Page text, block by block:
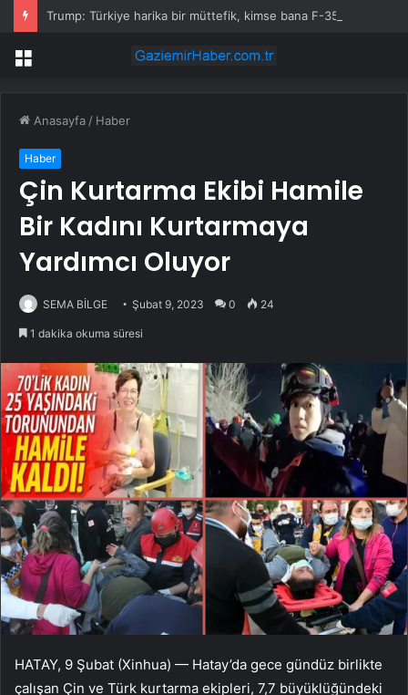
Menü
Anasayfa / Haber
Haber
Çin Kurtarma Ekibi Hamile
Bir Kadını Kurtarmaya
Yardımcı Oluyor
SEMA BİLGE Şubat 9, 2023 0 24
1 dakika okuma süresi
HATAY, 9 Şubat (Xinhua) — Hatay’da gece gündüz birlikte
çalışan Çin ve Türk kurtarma ekipleri, 7,7 büyüklüğündeki